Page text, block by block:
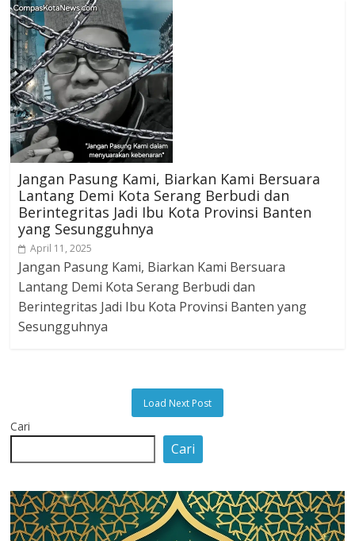
Jangan Pasung Kami, Biarkan Kami Bersuara
Lantang Demi Kota Serang Berbudi dan
Berintegritas Jadi Ibu Kota Provinsi Banten
yang Sesungguhnya
April 11, 2025
Jangan Pasung Kami, Biarkan Kami Bersuara
Lantang Demi Kota Serang Berbudi dan
Berintegritas Jadi Ibu Kota Provinsi Banten yang
Sesungguhnya
Load Next Post
Cari
Cari